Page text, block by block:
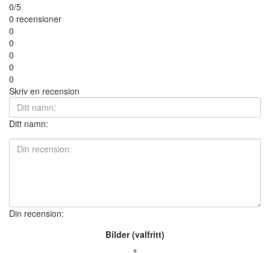
0/5
0 recensioner
0
0
0
0
0
Skriv en recension
Ditt namn:
Din recension:
Bilder (valfritt)
+